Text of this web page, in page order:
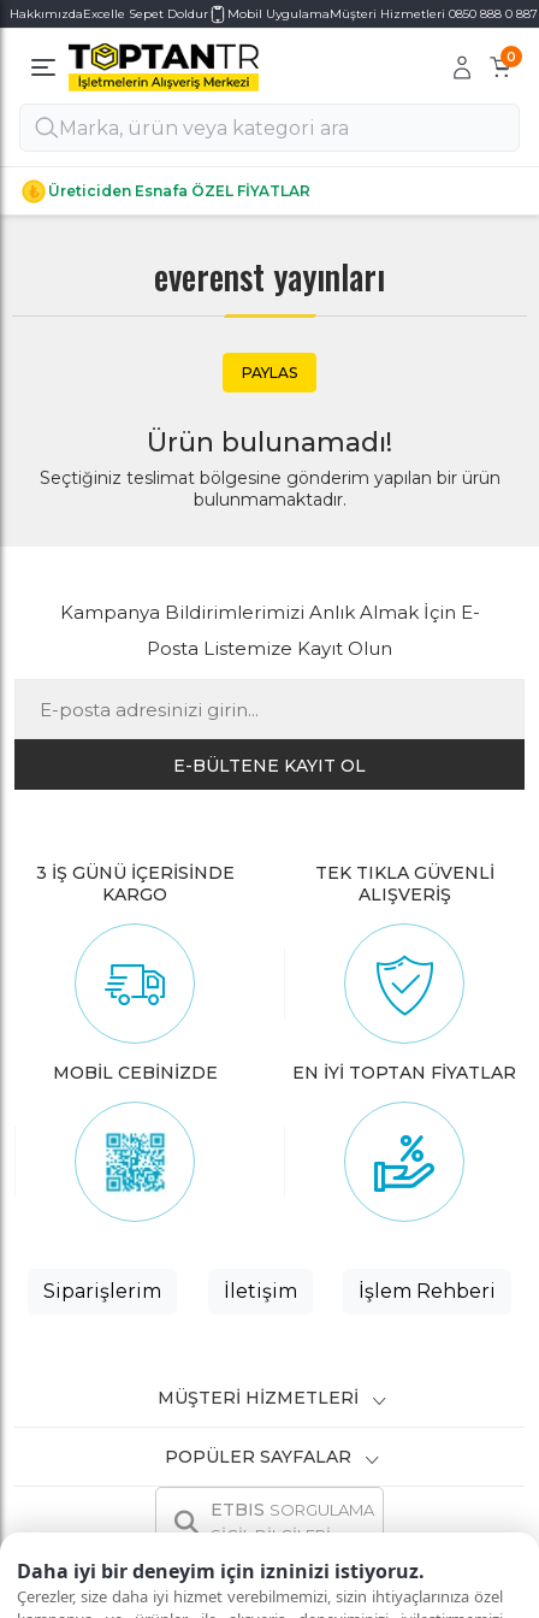
Daha iyi bir deneyim için izninizi istiyoruz.
Çerezler, size daha iyi hizmet verebilmemizi, sizin ihtiyaçlarınıza özel
HakkımızdaExcelle Sepet Doldur Mobil UygulamaMüşteri Hizmetleri 0850 888 0 887
0
Üreticiden Esnafa ÖZEL FİYATLAR
Alt Kategoriler
Alt Kategoriler
everenst yayınları
PAYLAS
Ürün bulunamadı!
Seçtiğiniz teslimat bölgesine gönderim yapılan bir ürün
bulunmamaktadır.
Kampanya Bildirimlerimizi Anlık Almak İçin E-
Posta Listemize Kayıt Olun
E-BÜLTENE KAYIT OL
3 İŞ GÜNÜ İÇERİSİNDE
KARGO
TEK TIKLA GÜVENLİ
ALIŞVERİŞ
MOBİL CEBİNİZDE EN İYİ TOPTAN FİYATLAR
Siparişlerim İletişim İşlem Rehberi
MÜŞTERI HIZMETLERI
POPÜLER SAYFALAR
ETBIS SORGULAMA
SİCİL BİLGİLERİ